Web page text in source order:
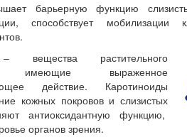
барьерную функцию
способствует мобилизации
– вещества растительного
имеющие выраженное
действие. Каротиноиды
кожных покровов и слизистых
антиоксидантную функцию,
органов зрения.